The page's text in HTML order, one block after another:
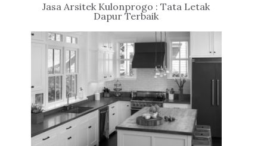
Jasa Arsitek Kulonprogo : Tata Letak
Dapur Terbaik